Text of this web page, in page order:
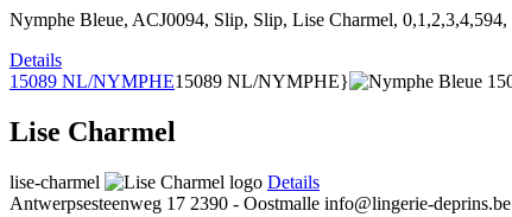
Nymphe Bleue, ACJ0094, Slip, Slip, Lise Charmel, 0,1,2,3,4,594,
Details
15089 NL/NYMPHE15089 NL/NYMPHE}
Lise Charmel
lise-charmel
Details
Antwerpsesteenweg 17 2390 - Oostmalle info@lingerie-deprins.be